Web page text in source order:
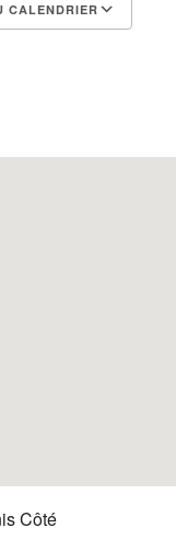
CALENDRIER
Côté